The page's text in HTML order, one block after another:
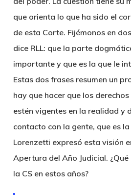
que orienta lo que ha sido el
de esta Corte. Fijémonos en
dice RLL: que la parte
importante y que es la que le
Estas dos frases resumen un
hay que hacer que los
estén vigentes en la realidad y
contacto con la gente, que es
Lorenzetti expresó esta visión
Apertura del Año Judicial. ¿Qué
la CS en estos años?